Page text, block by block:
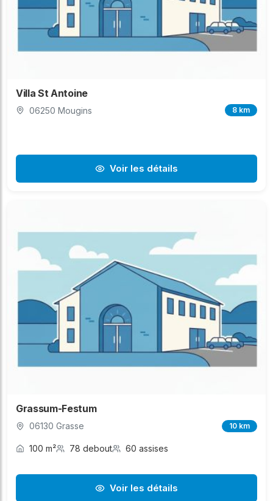
Villa St Antoine
06250 Mougins 8 km
Voir les détails
Grassum-Festum
06130 Grasse 10 km
100 m² 78 debout 60 assises
Voir les détails